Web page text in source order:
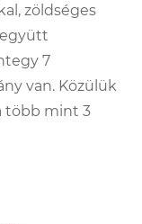
zöldséges
7
van. Közülük
több mint 3